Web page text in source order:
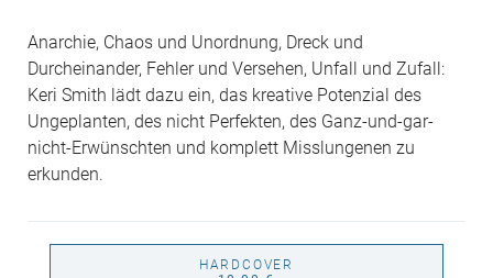
Anarchie, Chaos und Unordnung, Dreck und
Durcheinander, Fehler und Versehen, Unfall und Zufall:
Keri Smith lädt dazu ein, das kreative Potenzial des
Ungeplanten, des nicht Perfekten, des Ganz-und-gar-
nicht-Erwünschten und komplett Misslungenen zu
erkunden.
HARDCOVER